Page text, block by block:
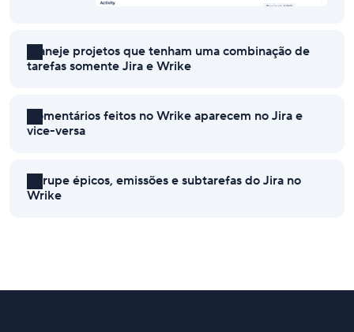
Planeje projetos que tenham uma combinação de
tarefas somente Jira e Wrike
Comentários feitos no Wrike aparecem no Jira e
vice-versa
Agrupe épicos, emissões e subtarefas do Jira no
Wrike